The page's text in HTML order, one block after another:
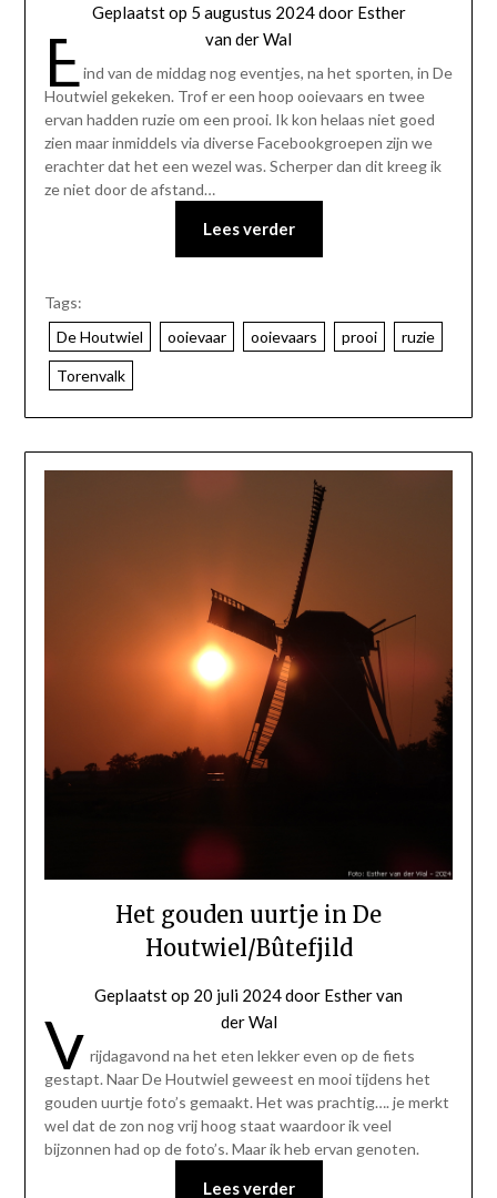
Geplaatst op 5 augustus 2024door Esther
van der Wal
Eind van de middag nog eventjes, na het sporten, in De
Houtwiel gekeken. Trof er een hoop ooievaars en twee
ervan hadden ruzie om een prooi. Ik kon helaas niet goed
zien maar inmiddels via diverse Facebookgroepen zijn we
erachter dat het een wezel was. Scherper dan dit kreeg ik
ze niet door de afstand…
Lees verder
Tags:
De Houtwiel
ooievaar ooievaars prooi ruzie
Torenvalk
Het gouden uurtje in De
Houtwiel/Bûtefjild
Geplaatst op 20 juli 2024door Esther van
der Wal
V rijdagavond na het eten lekker even op de fiets
gestapt. Naar De Houtwiel geweest en mooi tijdens het
gouden uurtje foto’s gemaakt. Het was prachtig…. je merkt
wel dat de zon nog vrij hoog staat waardoor ik veel
bijzonnen had op de foto’s. Maar ik heb ervan genoten.
Lees verder